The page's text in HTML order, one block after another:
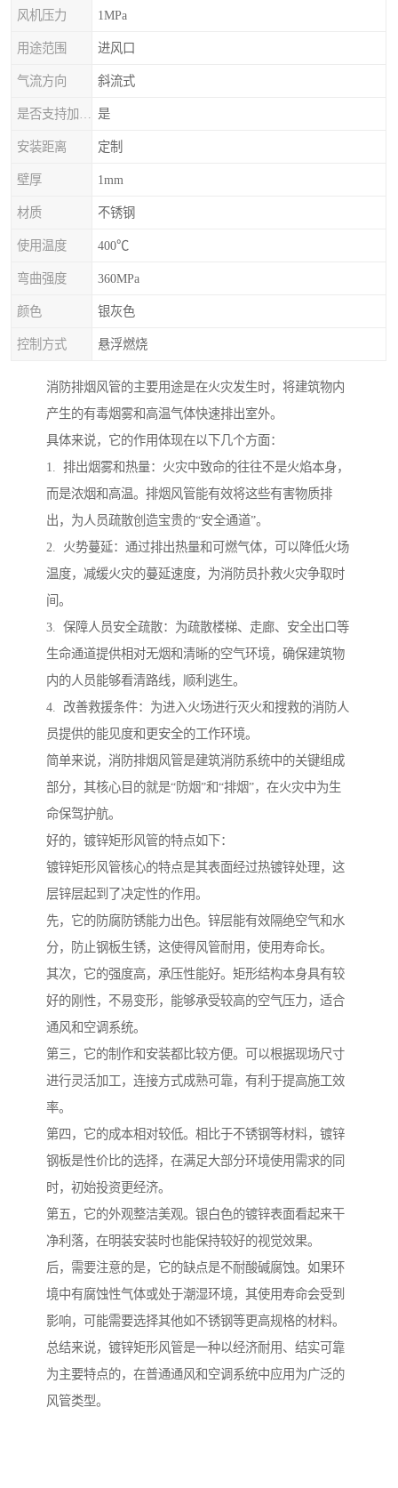
风机压力 1MPa
用途范围 进风口
气流方向 斜流式
是
安装距离 定制
壁厚 1mm
材质 不锈钢
使用温度 400℃
弯曲强度 360MPa
颜色 银灰色
控制方式 悬浮燃烧
消防排烟风管的主要用途是在火灾发生时，将建筑物内
产生的有毒烟雾和高温气体快速排出室外。
具体来说，它的作用体现在以下几个方面：
1. 排出烟雾和热量：火灾中致命的往往不是火焰本身，
而是浓烟和高温。排烟风管能有效将这些有害物质排
出，为人员疏散创造宝贵的“安全通道”。
2. 火势蔓延：通过排出热量和可燃气体，可以降低火场
温度，减缓火灾的蔓延速度，为消防员扑救火灾争取时
间。
3. 保障人员安全疏散：为疏散楼梯、走廊、安全出口等
生命通道提供相对无烟和清晰的空气环境，确保建筑物
内的人员能够看清路线，顺利逃生。
4. 改善救援条件：为进入火场进行灭火和搜救的消防人
员提供的能见度和更安全的工作环境。
简单来说，消防排烟风管是建筑消防系统中的关键组成
部分，其核心目的就是“防烟”和“排烟”，在火灾中为生
命保驾护航。
好的，镀锌矩形风管的特点如下：
镀锌矩形风管核心的特点是其表面经过热镀锌处理，这
层锌层起到了决定性的作用。
先，它的防腐防锈能力出色。锌层能有效隔绝空气和水
分，防止钢板生锈，这使得风管耐用，使用寿命长。
其次，它的强度高，承压性能好。矩形结构本身具有较
好的刚性，不易变形，能够承受较高的空气压力，适合
通风和空调系统。
第三，它的制作和安装都比较方便。可以根据现场尺寸
进行灵活加工，连接方式成熟可靠，有利于提高施工效
率。
第四，它的成本相对较低。相比于不锈钢等材料，镀锌
钢板是性价比的选择，在满足大部分环境使用需求的同
时，初始投资更经济。
第五，它的外观整洁美观。银白色的镀锌表面看起来干
净利落，在明装安装时也能保持较好的视觉效果。
后，需要注意的是，它的缺点是不耐酸碱腐蚀。如果环
境中有腐蚀性气体或处于潮湿环境，其使用寿命会受到
影响，可能需要选择其他如不锈钢等更高规格的材料。
总结来说，镀锌矩形风管是一种以经济耐用、结实可靠
为主要特点的，在普通通风和空调系统中应用为广泛的
风管类型。